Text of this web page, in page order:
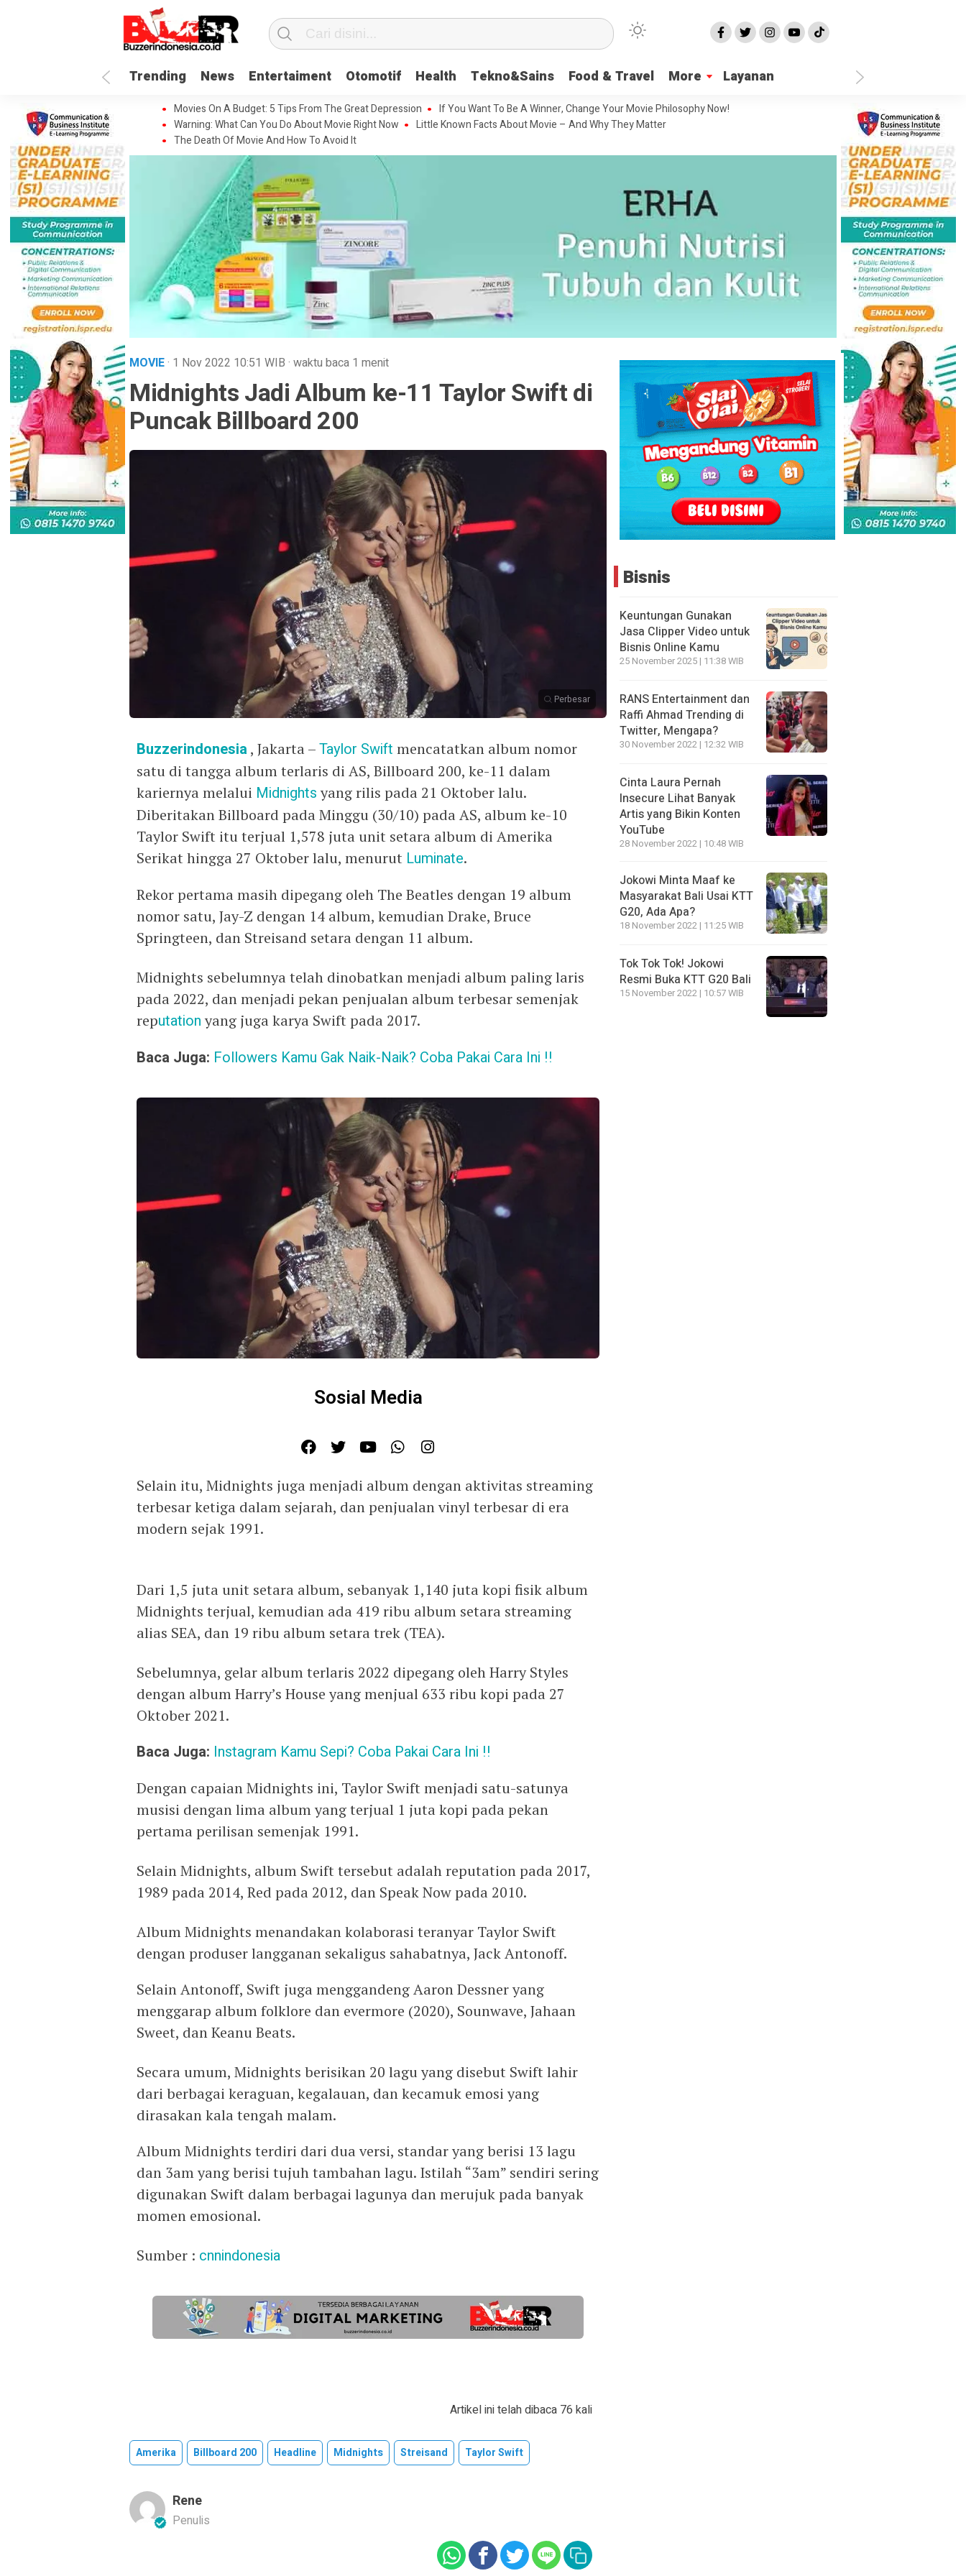
Trending News Entertaiment Otomotif Health Tekno&Sains Food & Travel More Layanan
Movies On A Budget: 5 Tips From The Great Depression
If You Want To Be A Winner, Change Your Movie Philosophy Now!
Warning: What Can You Do About Movie Right Now
Little Known Facts About Movie – And Why They Matter
The Death Of Movie And How To Avoid It
MOVIE· 1 Nov 2022 10:51 WIB · waktu baca 1 menit
Midnights Jadi Album ke-11 Taylor Swift di
Puncak Billboard 200
Perbesar
Buzzerindonesia, Jakarta –Taylor Swift mencatatkan album nomor
satu di tangga album terlaris di AS, Billboard 200, ke-11 dalam
kariernya melalui Midnightsyang rilis pada 21 Oktober lalu.
Diberitakan Billboard pada Minggu (30/10) pada AS, album ke-10
Taylor Swift itu terjual 1,578 juta unit setara album di Amerika
Serikat hingga 27 Oktober lalu, menurut Luminate.
Rekor pertama masih dipegang oleh The Beatles dengan 19 album
nomor satu, Jay-Z dengan 14 album, kemudian Drake, Bruce
Springteen, dan Streisand setara dengan 11 album.
Midnights sebelumnya telah dinobatkan menjadi album paling laris
pada 2022, dan menjadi pekan penjualan album terbesar semenjak
reputationyang juga karya Swift pada 2017.
Baca Juga: Followers Kamu Gak Naik-Naik? Coba Pakai Cara Ini !!
Sosial Media
Selain itu, Midnights juga menjadi album dengan aktivitas streaming
terbesar ketiga dalam sejarah, dan penjualan vinyl terbesar di era
modern sejak 1991.
Dari 1,5 juta unit setara album, sebanyak 1,140 juta kopi fisik album
Midnights terjual, kemudian ada 419 ribu album setara streaming
alias SEA, dan 19 ribu album setara trek (TEA).
Sebelumnya, gelar album terlaris 2022 dipegang oleh Harry Styles
dengan album Harry’s House yang menjual 633 ribu kopi pada 27
Oktober 2021.
Baca Juga: Instagram Kamu Sepi? Coba Pakai Cara Ini !!
Dengan capaian Midnights ini, Taylor Swift menjadi satu-satunya
musisi dengan lima album yang terjual 1 juta kopi pada pekan
pertama perilisan semenjak 1991.
Selain Midnights, album Swift tersebut adalah reputation pada 2017,
1989 pada 2014, Red pada 2012, dan Speak Now pada 2010.
Album Midnights menandakan kolaborasi teranyar Taylor Swift
dengan produser langganan sekaligus sahabatnya, Jack Antonoff.
Selain Antonoff, Swift juga menggandeng Aaron Dessner yang
menggarap album folklore dan evermore (2020), Sounwave, Jahaan
Sweet, dan Keanu Beats.
Secara umum, Midnights berisikan 20 lagu yang disebut Swift lahir
dari berbagai keraguan, kegalauan, dan kecamuk emosi yang
dirasakan kala tengah malam.
Album Midnights terdiri dari dua versi, standar yang berisi 13 lagu
dan 3am yang berisi tujuh tambahan lagu. Istilah “3am” sendiri sering
digunakan Swift dalam berbagai lagunya dan merujuk pada banyak
momen emosional.
Sumber : cnnindonesia
Artikel ini telah dibaca 76 kali
Amerika Billboard 200 Headline Midnights Streisand Taylor Swift
Rene
Penulis
Bisnis
Keuntungan Gunakan
Jasa Clipper Video untuk
Bisnis Online Kamu
25 November 2025 | 11:38 WIB
RANS Entertainment dan
Raffi Ahmad Trending di
Twitter, Mengapa?
30 November 2022 | 12:32 WIB
Cinta Laura Pernah
Insecure Lihat Banyak
Artis yang Bikin Konten
YouTube
28 November 2022 | 10:48 WIB
Jokowi Minta Maaf ke
Masyarakat Bali Usai KTT
G20, Ada Apa?
18 November 2022 | 11:25 WIB
Tok Tok Tok! Jokowi
Resmi Buka KTT G20 Bali
15 November 2022 | 10:57 WIB